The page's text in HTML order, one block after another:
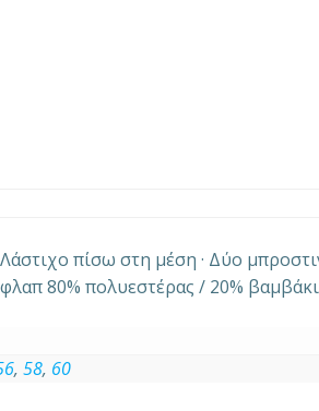
πίσω στη μέση · Δύο
80% πολυεστέρας / 20%
, 58, 60